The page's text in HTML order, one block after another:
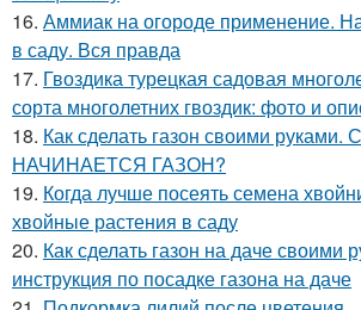
16. Аммиак на огороде применение.
в саду. Вся правда
17. Гвоздика турецкая садовая
сорта многолетних гвоздик: фото и
18. Как сделать газон своими руками.
НАЧИНАЕТСЯ ГАЗОН?
19. Когда лучше посеять семена
хвойные растения в саду
20. Как сделать газон на даче своими
инструкция по посадке газона на даче